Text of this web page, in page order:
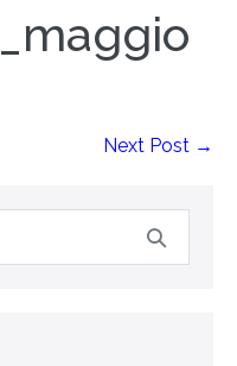
Next Post →